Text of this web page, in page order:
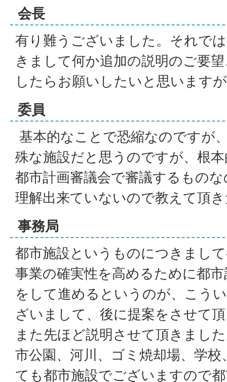
会長
有り難うございました。それで
きまして何か追加の説明のご要
したらお願いしたいと思います
委員
基本的なことで恐縮なのですが
殊な施設だと思うのですが、根
都市計画審議会で審議するもの
理解出来ていないので教えて頂
事務局
都市施設というものにつきまし
事業の確実性を高めるために都
をして進めるというのが、こう
ざいまして、後に提案をさせて
また先ほど説明させて頂きまし
市公園、河川、ゴミ焼却場、学
ても都市施設でございますので